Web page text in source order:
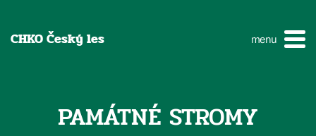
CHKO Český les menu
PAMÁTNÉ STROMY